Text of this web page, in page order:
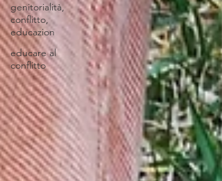
genitorialità,
conflitto,
educazion
educare al
conflitto